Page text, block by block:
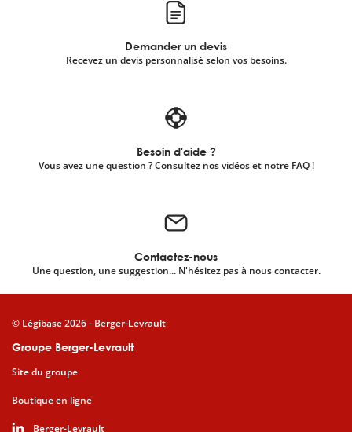
Demander un devis
Recevez un devis personnalisé selon vos besoins.
Besoin d'aide ?
Vous avez une question ? Consultez nos vidéos et notre FAQ !
Contactez-nous
Une question, une suggestion... N'hésitez pas à nous contacter.
Groupe Berger-Levrault
Site du groupe
Boutique en ligne
Berger-Levrault
© Légibase 2026 - Berger-Levrault